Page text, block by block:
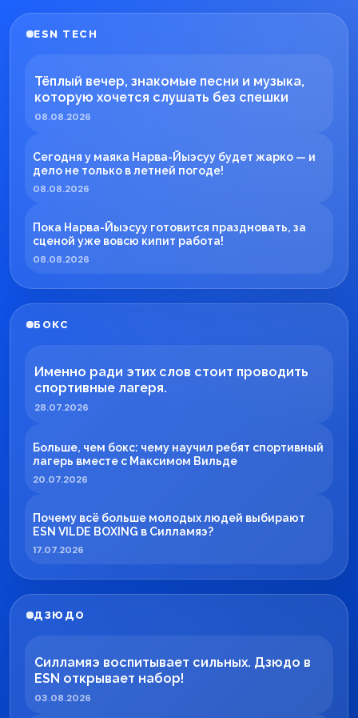
ESN TECH
Тёплый вечер, знакомые песни и музыка,
которую хочется слушать без спешки
08.08.2026
Сегодня у маяка Нарва-Йыэсуу будет жарко — и
дело не только в летней погоде!
08.08.2026
Пока Нарва-Йыэсуу готовится праздновать, за
сценой уже вовсю кипит работа!
08.08.2026
БОКС
Именно ради этих слов стоит проводить
спортивные лагеря.
28.07.2026
Больше, чем бокс: чему научил ребят спортивный
лагерь вместе с Максимом Вильде
20.07.2026
Почему всё больше молодых людей выбирают
ESN VILDE BOXING в Силламяэ?
17.07.2026
ДЗЮДО
Силламяэ воспитывает сильных. Дзюдо в
ESN открывает набор!
03.08.2026